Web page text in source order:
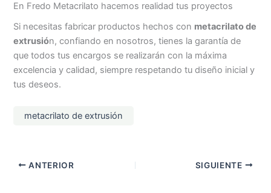
En Fredo Metacrilato hacemos realidad tus proyectos
Si necesitas fabricar productos hechos con metacrilato de
extrusión, confiando en nosotros, tienes la garantía de
que todos tus encargos se realizarán con la máxima
excelencia y calidad, siempre respetando tu diseño inicial y
tus deseos.
metacrilato de extrusión
ANTERIOR SIGUIENTE